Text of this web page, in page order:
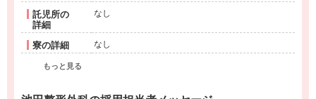
託児所の
詳細
なし
寮の詳細 なし
もっと見る